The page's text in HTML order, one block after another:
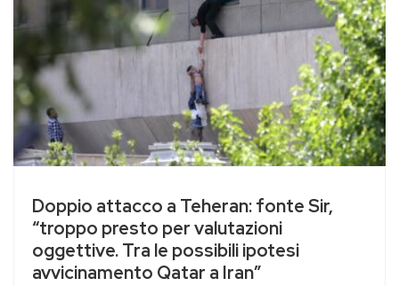
Doppio attacco a Teheran: fonte Sir,
“troppo presto per valutazioni
oggettive. Tra le possibili ipotesi
avvicinamento Qatar a Iran”